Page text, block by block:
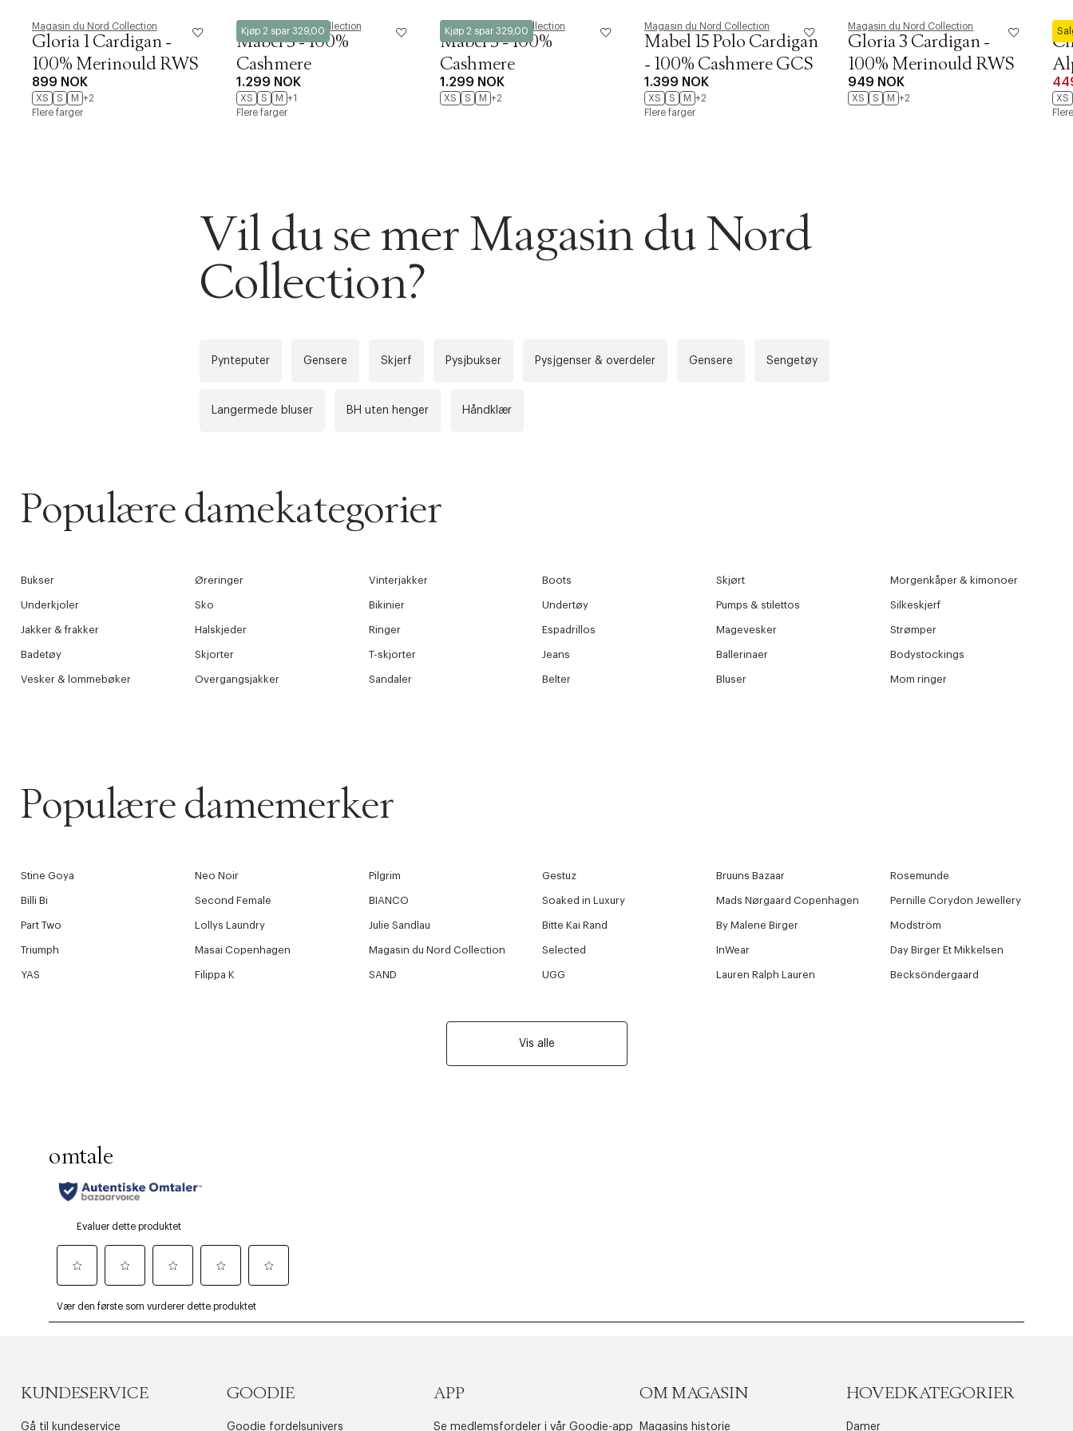
Magasin du Nord Collection
Gloria 1 Cardigan -
100% Merinould RWS
899 NOK
XS S M +2
Flere farger
Kjøp 2 spar 329,00
Magasin du Nord Collection
Mabel 3 - 100%
Cashmere
1.299 NOK
XS S M +1
Flere farger
Kjøp 2 spar 329,00
Magasin du Nord Collection
Mabel 3 - 100%
Cashmere
1.299 NOK
XS S M +2
Magasin du Nord Collection
Mabel 15 Polo Cardigan
- 100% Cashmere GCS
1.399 NOK
XS S M +2
Flere farger
Magasin du Nord Collection
Gloria 3 Cardigan -
100% Merinould RWS
949 NOK
XS S M +2
XS
Vil du se mer Magasin du Nord
Collection?
Pynteputer Gensere Skjerf Pysjbukser Pysjgenser & overdeler Gensere Sengetøy
Langermede bluser BH uten henger Håndklær
Populære damekategorier
Bukser Øreringer Vinterjakker Boots Skjørt Morgenkåper & kimonoer
Underkjoler Sko Bikinier Undertøy Pumps & stilettos Silkeskjerf
Jakker & frakker Halskjeder Ringer Espadrillos Magevesker Strømper
Badetøy Skjorter T-skjorter Jeans Ballerinaer Bodystockings
Vesker & lommebøker Overgangsjakker Sandaler Belter Bluser Mom ringer
Populære damemerker
Stine Goya Neo Noir Pilgrim Gestuz Bruuns Bazaar Rosemunde
Billi Bi Second Female BIANCO Soaked in Luxury Mads Nørgaard Copenhagen Pernille Corydon Jewellery
Part Two Lollys Laundry Julie Sandlau Bitte Kai Rand By Malene Birger Modström
Triumph Masai Copenhagen Magasin du Nord Collection Selected InWear Day Birger Et Mikkelsen
YAS Filippa K SAND UGG Lauren Ralph Lauren Becksöndergaard
Vis alle
Levering innen 2-5 virkedager.
30 dagers returrett
KUNDESERVICE
Gå til kundeservice
GOODIE
Goodie fordelsunivers
APP
Se medlemsfordeler i vår Goodie-app
OM MAGASIN
Magasins historie
HOVEDKATEGORIER
Damer
TILFØY NYTT ØNSKE
Øv vi kan desværre ikke vise dig denne video. Tillad statistiske cookies for at kunne se
videoen.